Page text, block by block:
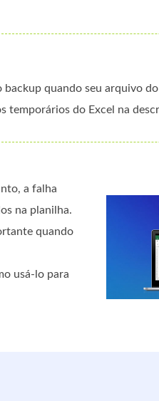
quando seu arquivo
temporários do Excel na
a falha
na planilha.
quando
usá-lo para